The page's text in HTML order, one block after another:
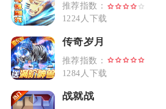
推荐指数：
1224人下载
传奇岁月
推荐指数：
1284人下载
战就战